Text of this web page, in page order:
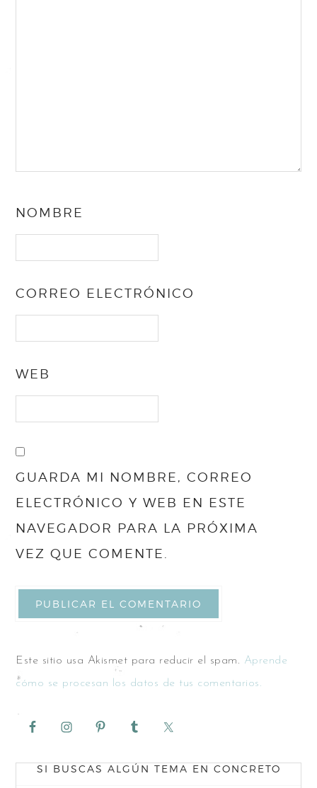
NOMBRE
CORREO ELECTRÓNICO
WEB
GUARDA MI NOMBRE, CORREO
ELECTRÓNICO Y WEB EN ESTE
NAVEGADOR PARA LA PRÓXIMA
VEZ QUE COMENTE.
Este sitio usa Akismet para reducir el spam. Aprende
cómo se procesan los datos de tus comentarios.
SI BUSCAS ALGÚN TEMA EN CONCRETO